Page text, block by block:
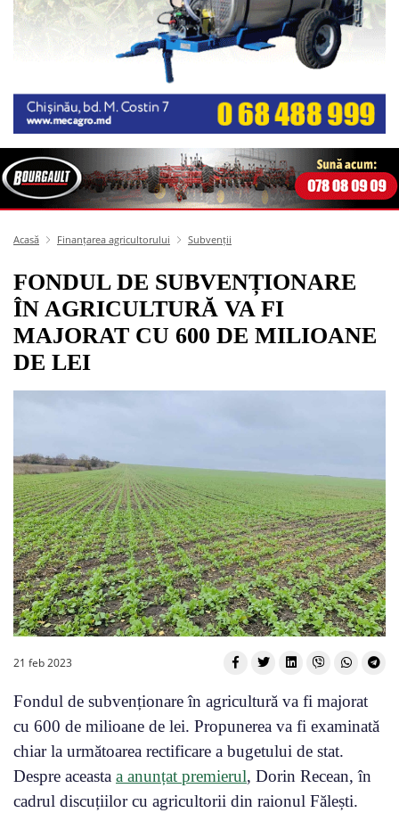
Acasă Finanțarea agricultorului Subvenții
FONDUL DE SUBVENȚIONARE
ÎN AGRICULTURĂ VA FI
MAJORAT CU 600 DE MILIOANE
DE LEI
21 feb 2023
Fondul de subvenționare în agricultură va fi majorat
cu 600 de milioane de lei. Propunerea va fi examinată
chiar la următoarea rectificare a bugetului de stat.
Despre aceasta a anunțat premierul, Dorin Recean, în
cadrul discuțiilor cu agricultorii din raionul Fălești.